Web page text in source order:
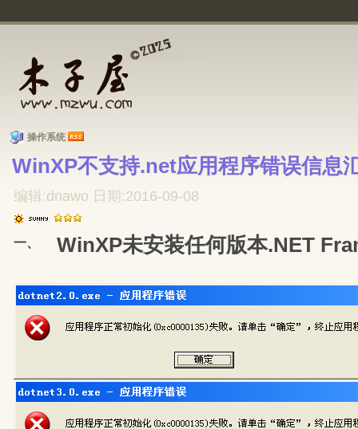
操作系统
WinXP不支持.net应用程序错误信息
编辑:dnawo 日期:2016-09-08
一、 WinXP未安装任何版本.NET